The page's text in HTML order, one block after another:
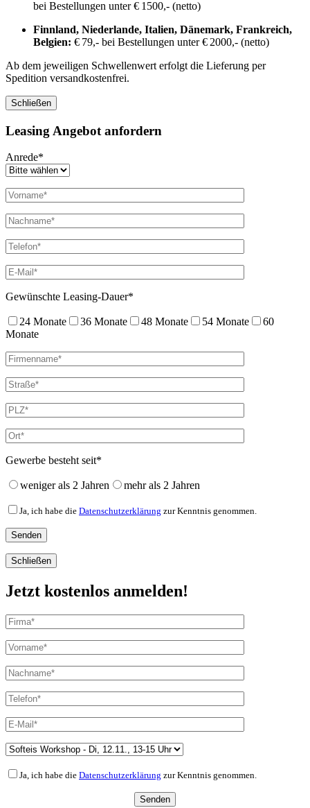
bei Bestellungen unter € 1500,- (netto)
Finnland, Niederlande, Italien, Dänemark, Frankreich,
Belgien: € 79,- bei Bestellungen unter € 2000,- (netto)
Ab dem jeweiligen Schwellenwert erfolgt die Lieferung per
Spedition versandkostenfrei.
Schließen
Leasing Angebot anfordern
Anrede*
Gewünschte Leasing-Dauer*
24 Monate 36 Monate 48 Monate 54 Monate
60
Monate
Gewerbe besteht seit*
weniger als 2 Jahren mehr als 2 Jahren
Ja, ich habe die Datenschutzerklärung zur Kenntnis genommen.
Schließen
Jetzt kostenlos anmelden!
Ja, ich habe die Datenschutzerklärung zur Kenntnis genommen.